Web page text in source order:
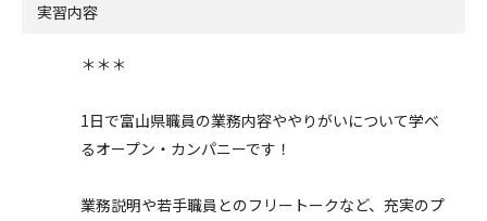
実習内容
＊＊＊
1日で富山県職員の業務内容ややりがいについて学べ
るオープン・カンパニーです！
業務説明や若手職員とのフリートークなど、充実のプ